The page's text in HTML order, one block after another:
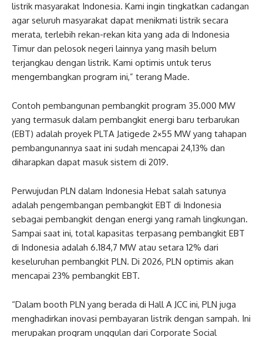
listrik masyarakat Indonesia. Kami ingin tingkatkan cadangan
agar seluruh masyarakat dapat menikmati listrik secara
merata, terlebih rekan-rekan kita yang ada di Indonesia
Timur dan pelosok negeri lainnya yang masih belum
terjangkau dengan listrik. Kami optimis untuk terus
mengembangkan program ini,” terang Made.
Contoh pembangunan pembangkit program 35.000 MW
yang termasuk dalam pembangkit energi baru terbarukan
(EBT) adalah proyek PLTA Jatigede 2×55 MW yang tahapan
pembangunannya saat ini sudah mencapai 24,13% dan
diharapkan dapat masuk sistem di 2019.
Perwujudan PLN dalam Indonesia Hebat salah satunya
adalah pengembangan pembangkit EBT di Indonesia
sebagai pembangkit dengan energi yang ramah lingkungan.
Sampai saat ini, total kapasitas terpasang pembangkit EBT
di Indonesia adalah 6.184,7 MW atau setara 12% dari
keseluruhan pembangkit PLN. Di 2026, PLN optimis akan
mencapai 23% pembangkit EBT.
“Dalam booth PLN yang berada di Hall A JCC ini, PLN juga
menghadirkan inovasi pembayaran listrik dengan sampah. Ini
merupakan program unggulan dari Corporate Social